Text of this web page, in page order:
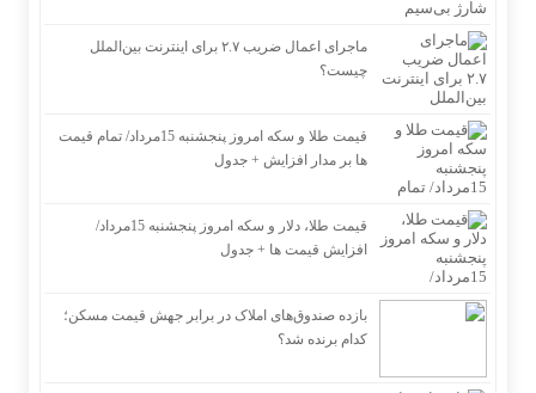
ماجرای اعمال ضریب ۲.۷ برای اینترنت بین‌الملل
چیست؟
قیمت طلا و سکه امروز پنجشنبه 15مرداد/ تمام قیمت
ها بر مدار افزایش + جدول
قیمت طلا، دلار و سکه امروز پنجشنبه 15مرداد/
افزایش قیمت ها + جدول
بازده صندوق‌های املاک در برابر جهش قیمت مسکن؛
کدام برنده شد؟